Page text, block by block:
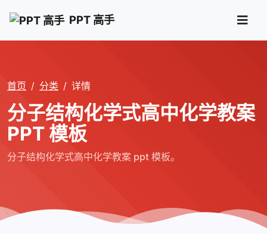
PPT 高手
首页 分类 详情
分子结构化学式高中化学教案
PPT 模板
分子结构化学式高中化学教案 ppt 模板。